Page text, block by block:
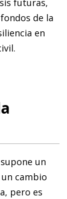
futuras,
de la
en
un
cambio
pero es